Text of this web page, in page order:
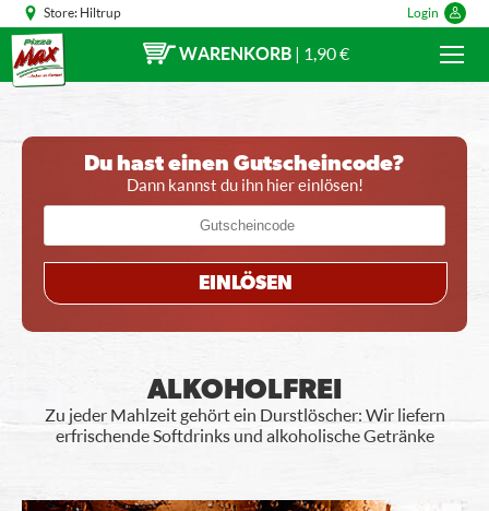
Store: Hiltrup Login
WARENKORB | 1,90 €
Du hast einen Gutscheincode?
Dann kannst du ihn hier einlösen!
EINLÖSEN
ALKOHOLFREI
Zu jeder Mahlzeit gehört ein Durstlöscher: Wir liefern
erfrischende Softdrinks und alkoholische Getränke